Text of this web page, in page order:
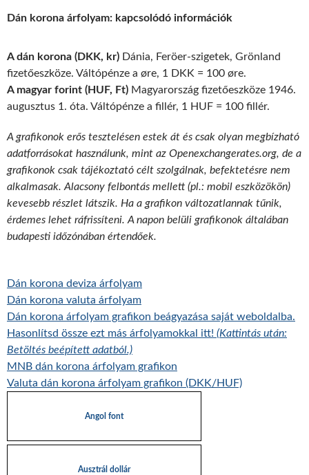
Dán korona árfolyam: kapcsolódó információk
A dán korona (DKK, kr) Dánia, Feröer-szigetek, Grönland
fizetőeszköze. Váltópénze a øre, 1 DKK = 100 øre.
A magyar forint (HUF, Ft) Magyarország fizetőeszköze 1946.
augusztus 1. óta. Váltópénze a fillér, 1 HUF = 100 fillér.
A grafikonok erős tesztelésen estek át és csak olyan megbízható
adatforrásokat használunk, mint az Openexchangerates.org, de a
grafikonok csak tájékoztató célt szolgálnak, befektetésre nem
alkalmasak. Alacsony felbontás mellett (pl.: mobil eszközökön)
kevesebb részlet látszik. Ha a grafikon változatlannak tűnik,
érdemes lehet ráfrissíteni. A napon belüli grafikonok általában
budapesti időzónában értendőek.
Dán korona deviza árfolyam
Dán korona valuta árfolyam
Dán korona árfolyam grafikon beágyazása saját weboldalba.
Hasonlítsd össze ezt más árfolyamokkal itt! (Kattintás után:
Betöltés beépített adatból.)
MNB dán korona árfolyam grafikon
Valuta dán korona árfolyam grafikon (DKK/HUF)
Angol font
Ausztrál dollár